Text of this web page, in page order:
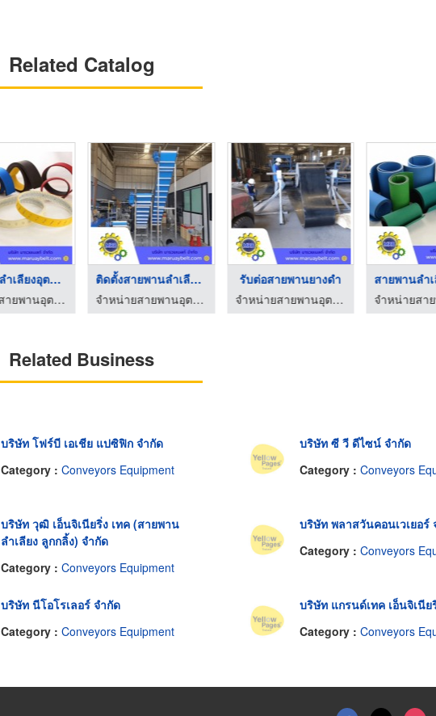
Related Catalog
สายพานลำเลียงอุตสาหก ...
จำหน่ายสายพานอุตสาหกรรม - มารวยเบลท์
ติดตั้งสายพานลำเลียง ...
จำหน่ายสายพานอุตสาหกรรม - มารวยเบลท์
รับต่อสายพานยางดำ
จำหน่ายสายพานอุตสาหกรรม - มารวยเบลท์
Related Business
บริษัท โฟร์บี เอเชีย แปซิฟิก จำกัด
Category :Conveyors Equipment
บริษัท ซี วี ดีไซน์ จำกัด
Category : Conveyors
บริษัท วุฒิ เอ็นจิเนียริ่ง เทค (สายพาน
ลำเลียง ลูกกลิ้ง) จำกัด
Category :Conveyors Equipment
บริษัท พลาสวันคอนเวเยอร์
Category : Conveyors
บริษัท นีโอโรเลอร์ จำกัด
Category :Conveyors Equipment
บริษัท แกรนด์เทค เอ็นจิเนีย
Category : Conveyors